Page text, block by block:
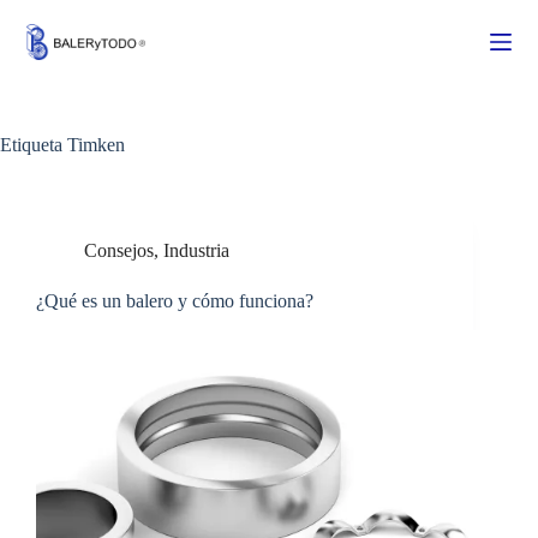
contenido
Etiqueta Timken
Consejos, Industria
¿Qué es un balero y cómo funciona?